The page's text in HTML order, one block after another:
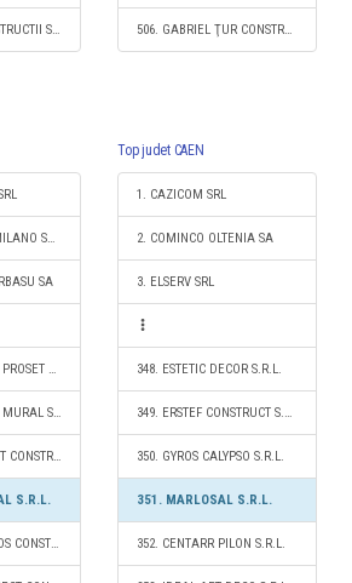
30012. MGN CONSTRUCTII SI AMENAJARI S.R.L. 506. GABRIEL ŢUR CONSTRUCŢII S.R.L.
2. WEBUILD Spa MILANO SUCURSALA ROMANIA BUCURESTI - SEDIU PERMANENT DESEMNAT
SA
17614. SIMINEVES PROSET S.R.L.
17615. DIAMANDI MURAL SKY S.R.L.
17616. SALLY PAINT CONSTRUCT S.R.L.
S.R.L.
17618. DON KARLOS CONSTRUCŢII S.R.L.
Top judet CAEN
1. CAZICOM SRL
2. COMINCO OLTENIA SA
3. ELSERV SRL
348. ESTETIC DECOR S.R.L.
349. ERSTEF CONSTRUCT S.R.L.
350. GYROS CALYPSO S.R.L.
351. MARLOSAL S.R.L.
352. CENTARR PILON S.R.L.